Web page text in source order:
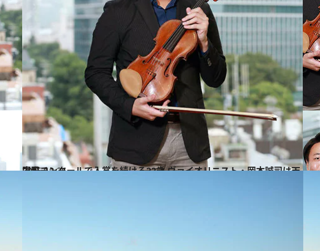
2016.10.26
国際コンクールで入賞を続ける22歳 ヴァイオリニスト・岡本誠司は天才肌
カルチャー